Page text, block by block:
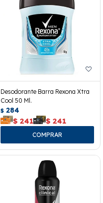
Desodorante Barra Rexona Xtra
Cool 50 Ml.
$ 284
$ 241 $ 241